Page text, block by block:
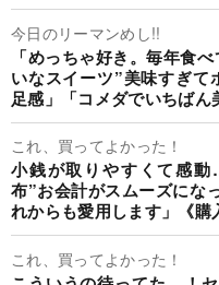
今日のリーマンめし!!
「めっちゃ好き。毎年食
いなスイーツ”美味すぎて
足感」「コメダでいちばん
これ、買ってよかった！
小銭が取りやすくて感
布”お会計がスムーズにな
れからも愛用します」《購
これ、買ってよかった！